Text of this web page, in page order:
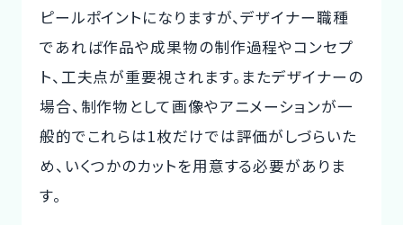
ピールポイントになりますが、デザイナー職種
であれば作品や成果物の制作過程やコンセプ
ト、工夫点が重要視されます。またデザイナーの
場合、制作物として画像やアニメーションが一
般的でこれらは1枚だけでは評価がしづらいた
め、いくつかのカットを用意する必要がありま
す。